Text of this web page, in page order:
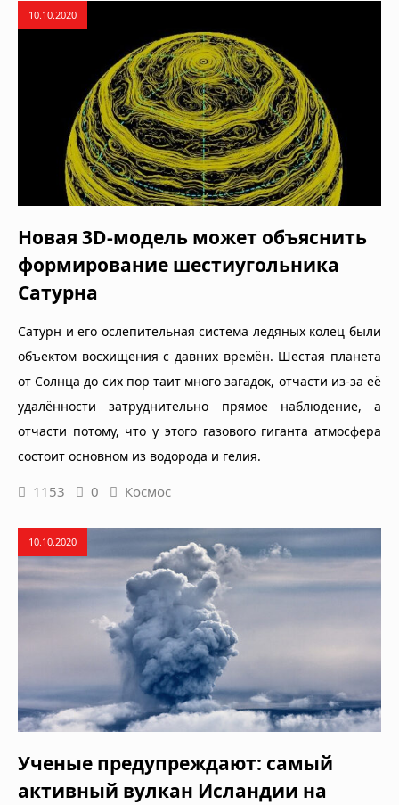
10.10.2020
Новая 3D-модель может объяснить
формирование шестиугольника
Сатурна
Сатурн и его ослепительная система ледяных колец были
объектом восхищения с давних времён. Шестая планета
от Солнца до сих пор таит много загадок, отчасти из-за её
удалённости затруднительно прямое наблюдение, а
отчасти потому, что у этого газового гиганта атмосфера
состоит основном из водорода и гелия.
1153 0 Космос
10.10.2020
Ученые предупреждают: самый
активный вулкан Исландии на